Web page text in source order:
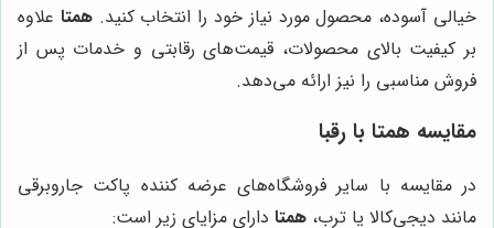
خیالی آسوده، محصول مورد نیاز خود را انتخاب کنید.همتا علاوه
بر کیفیت بالای محصولات، قیمت‌های رقابتی و خدمات پس از
فروش مناسبی را نیز ارائه می‌دهد.
مقایسه همتا با رقبا
در مقایسه با سایر فروشگاه‌های عرضه کننده پاکت جاروبرقی
مانند دیجی‌کالا یا ترب، همتا دارای مزایای زیر است: